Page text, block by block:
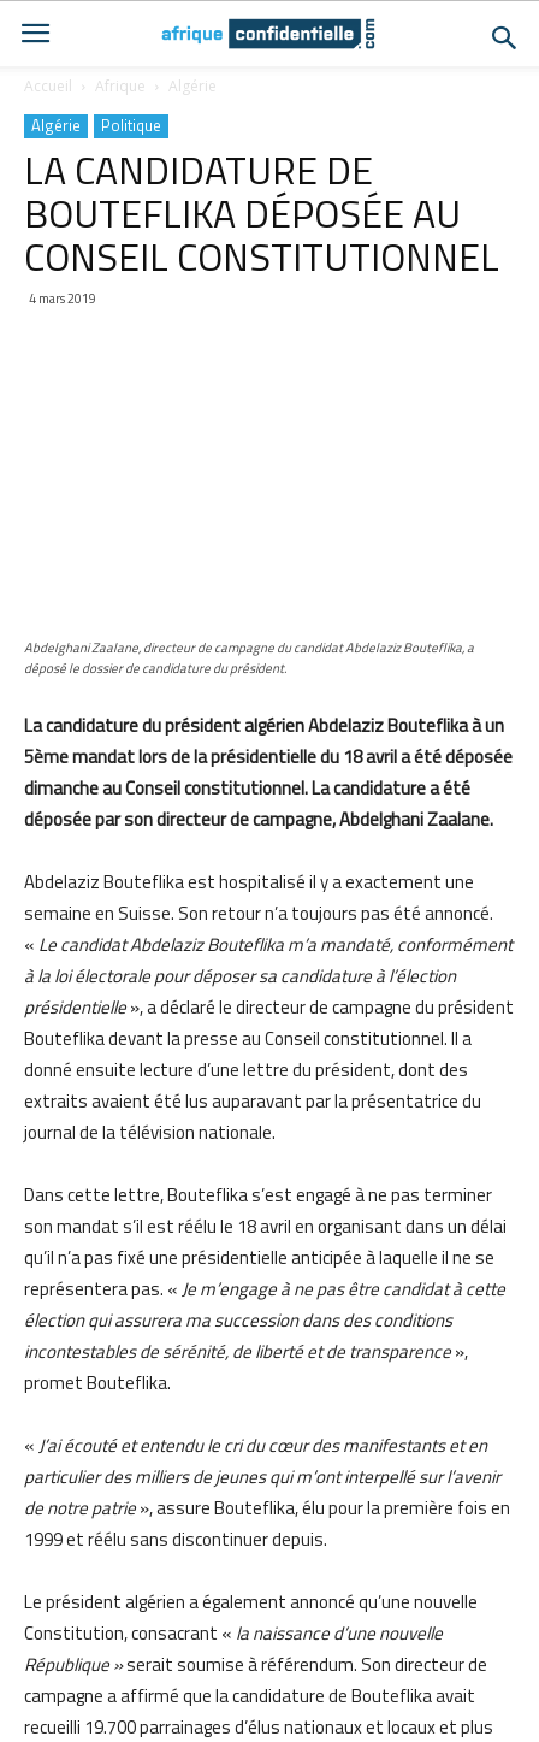
Accueil Afrique Algérie
Algérie Politique
LA CANDIDATURE DE
BOUTEFLIKA DÉPOSÉE AU
CONSEIL CONSTITUTIONNEL
4 mars 2019
Abdelghani Zaalane, directeur de campagne du candidat Abdelaziz Bouteflika, a
déposé le dossier de candidature du président.
La candidature du président algérien Abdelaziz Bouteflika à un
5ème mandat lors de la présidentielle du 18 avril a été déposée
dimanche au Conseil constitutionnel. La candidature a été
déposée par son directeur de campagne, Abdelghani Zaalane.
Abdelaziz Bouteflika est hospitalisé il y a exactement une
semaine en Suisse. Son retour n’a toujours pas été annoncé.
« Le candidat Abdelaziz Bouteflika m’a mandaté, conformément
à la loi électorale pour déposer sa candidature à l’élection
présidentielle», a déclaré le directeur de campagne du président
Bouteflika devant la presse au Conseil constitutionnel. Il a
donné ensuite lecture d’une lettre du président, dont des
extraits avaient été lus auparavant par la présentatrice du
journal de la télévision nationale.
Dans cette lettre, Bouteflika s’est engagé à ne pas terminer
son mandat s’il est réélu le 18 avril en organisant dans un délai
qu’il n’a pas fixé une présidentielle anticipée à laquelle il ne se
représentera pas. «Je m’engage à ne pas être candidat à cette
élection qui assurera ma succession dans des conditions
incontestables de sérénité, de liberté et de transparence»,
promet Bouteflika.
«J’ai écouté et entendu le cri du cœur des manifestants et en
particulier des milliers de jeunes qui m’ont interpellé sur l’avenir
de notre patrie», assure Bouteflika, élu pour la première fois en
1999 et réélu sans discontinuer depuis.
Le président algérien a également annoncé qu’une nouvelle
Constitution, consacrant « la naissance d’une nouvelle
République »serait soumise à référendum. Son directeur de
campagne a affirmé que la candidature de Bouteflika avait
recueilli 19.700 parrainages d’élus nationaux et locaux et plus